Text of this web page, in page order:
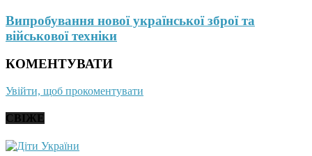
Випробування нової української зброї та
військової техніки
КОМЕНТУВАТИ
Увійти, щоб прокоментувати
СВІЖЕ